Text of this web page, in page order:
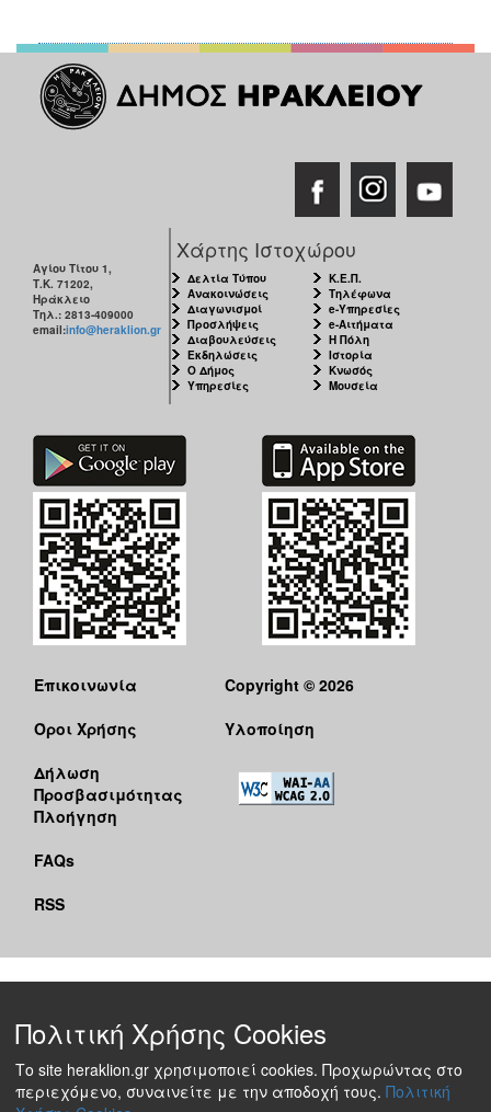
Αγίου Τίτου 1,
Τ.Κ. 71202,
Ηράκλειο
Τηλ.: 2813-409000
email:info@heraklion.gr
Χάρτης Ιστοχώρου
Δελτία Τύπου
Ανακοινώσεις
Διαγωνισμοί
Προσλήψεις
Διαβουλεύσεις
Εκδηλώσεις
Ο Δήμος
Υπηρεσίες
Κ.Ε.Π.
Τηλέφωνα
e-Υπηρεσίες
e-Αιτήματα
Η Πόλη
Ιστορία
Κνωσός
Μουσεία
Επικοινωνία
Όροι Χρήσης
Δήλωση
Προσβασιμότητας
Πλοήγηση
FAQs
RSS
Copyright © 2026
Υλοποίηση
Πολιτική Χρήσης Cookies
Το site heraklion.gr χρησιμοποιεί cookies. Προχωρώντας στο
περιεχόμενο, συναινείτε με την αποδοχή τους. Πολιτική